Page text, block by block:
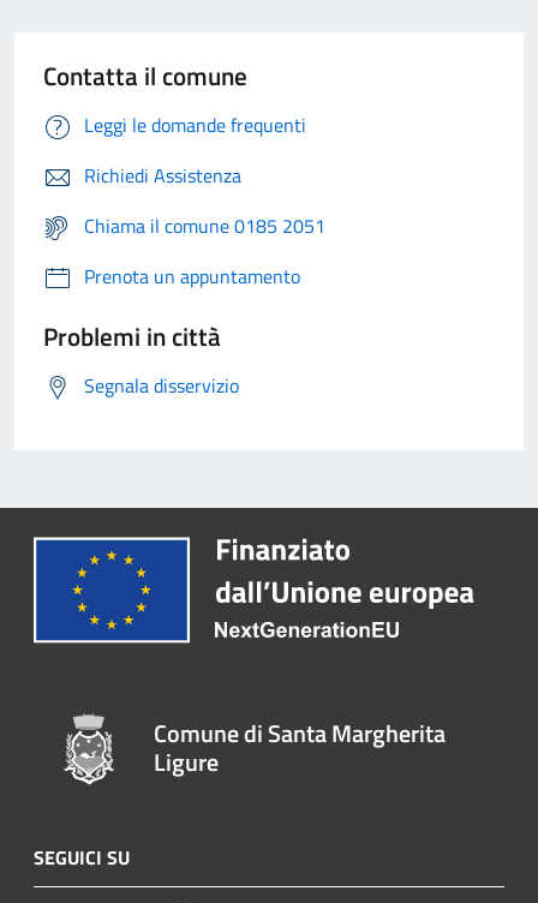
Contatta il comune
Leggi le domande frequenti
Richiedi Assistenza
Chiama il comune 0185 2051
Prenota un appuntamento
Problemi in città
Segnala disservizio
Comune di Santa Margherita
Ligure
SEGUICI SU